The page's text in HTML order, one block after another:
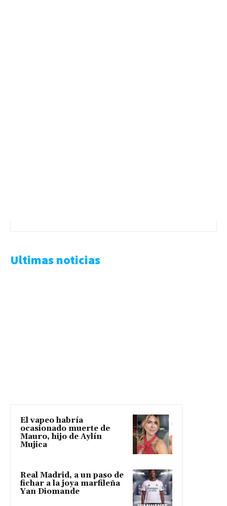
Ultimas noticias
El vapeo habría
ocasionado muerte de
Mauro, hijo de Aylín
Mujica
Real Madrid, a un paso de
fichar a la joya marfileña
Yan Diomande